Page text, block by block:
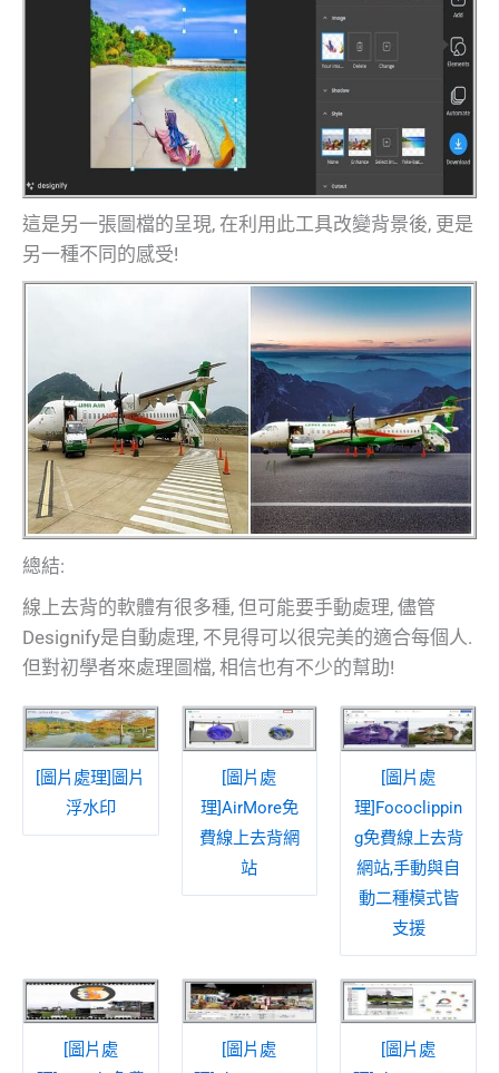
這是另一張圖檔的呈現, 在利用此工具改變背景後, 更是
另一種不同的感受!
總結:
線上去背的軟體有很多種, 但可能要手動處理, 儘管
Designify是自動處理, 不見得可以很完美的適合每個人.
但對初學者來處理圖檔, 相信也有不少的幫助!
[圖片處理]圖片
浮水印
[圖片處
理]AirMore免
費線上去背網
站
[圖片處
理]Fococlippin
g免費線上去背
網站,手動與自
動二種模式皆
支援
[圖片處
[圖片處
[圖片處